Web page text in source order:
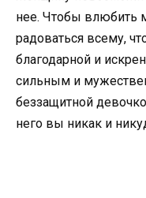
нее. Чтобы влюбить
радоваться всему,
благодарной и
сильным и
беззащитной
него вы никак и